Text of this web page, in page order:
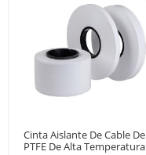
Cinta Aislante De Cable De
PTFE De Alta Temperatura